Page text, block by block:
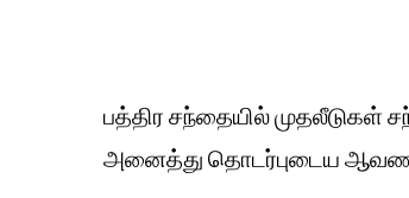
பத்திர சந்தையில் முதலீடுகள்
அனைத்து தொடர்புடைய